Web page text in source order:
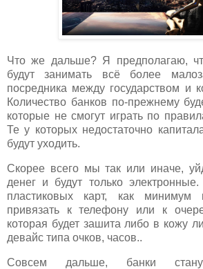
Что же дальше? Я предполагаю,
будут занимать всё более
посредника между государством и
Количество банков по-прежнему
которые не смогут играть по
Те у которых недостаточно
будут уходить.
Скорее всего мы так или иначе,
денег и будут только
пластиковых карт, как
привязать к телефону или к
которая будет зашита либо в кожу
девайс типа очков, часов..
Совсем дальше, банки